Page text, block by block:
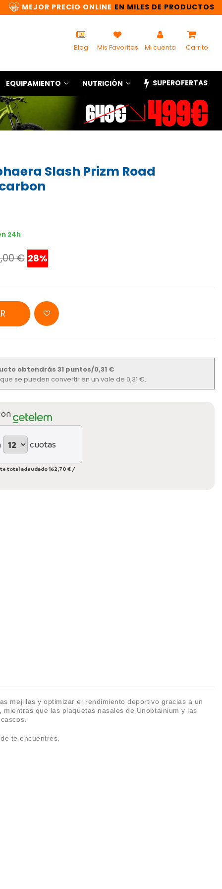
MEJOR PRECIO ONLINE EN MILES DE PRODUCTOS
Blog Mis Favoritos Mi cuenta Carrito
EQUIPAMIENTO NUTRICIÓN SUPEROFERTAS
Slash Prizm Road
24h
€ 28%
obtendrás 31 puntos/0,31 €
se pueden convertir en un vale de 0,31 €.
cuotas
total adeudado162,70 € /
mejillas y optimizar el rendimiento deportivo gracias a un
que las plaquetas nasales de Unobtainium y las
te encuentres.